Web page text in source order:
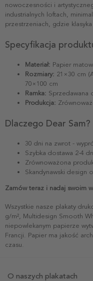
nowoczesności i
industrialnych loftach,
przestrzeniach, gdzie
Specyfikacja
Materiał: Papier
Rozmiary: 21×30 cm
70×100 cm
Ramka: Sprzedawana
Produkcja:
Dlaczego Dear Sam?
30 dni na zwrot -
Szybka dostawa 2-4
Zrównoważona
Skandynawski design
Zamów teraz i nadaj swoim
Wszystkie nasze plakaty
g/m², Multidesign Smooth
niepowlekanym papierze
Francji. Papier ma jakość
czasu.
O naszych plakatach